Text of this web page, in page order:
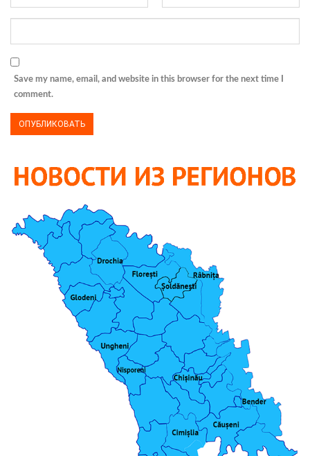
Save my name, email, and website in this browser for the next time I
comment.